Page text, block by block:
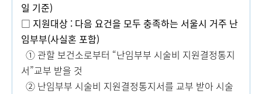
일 기준)
□ 지원대상 : 다음 요건을 모두 충족하는 서울시 거주 난
임부부(사실혼 포함)
① 관할 보건소로부터 “난임부부 시술비 지원결정통지
서”교부 받을 것
② 난임부부 시술비 지원결정통지서를 교부 받아 시술